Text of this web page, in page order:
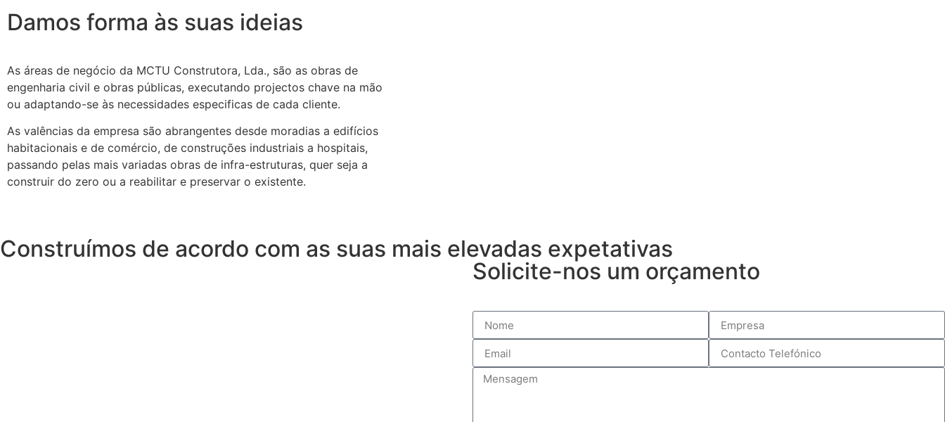
Damos forma às suas ideias
As áreas de negócio da MCTU Construtora, Lda., são as obras de
engenharia civil e obras públicas, executando projectos chave na mão
ou adaptando-se às necessidades especificas de cada cliente.
As valências da empresa são abrangentes desde moradias a edifícios
habitacionais e de comércio, de construções industriais a hospitais,
passando pelas mais variadas obras de infra-estruturas, quer seja a
construir do zero ou a reabilitar e preservar o existente.
Construímos de acordo com as suas mais elevadas expetativas
Solicite-nos um orçamento